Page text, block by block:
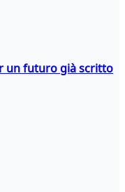
un futuro già scritto